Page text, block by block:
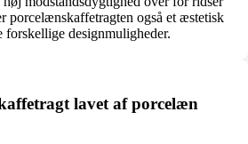
porcelænskaffetragten også et æstetisk
forskellige designmuligheder.
lavet af porcelæn